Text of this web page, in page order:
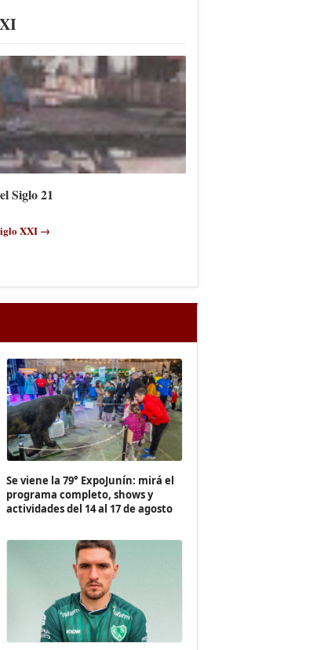
Siglo 21
XXI →
Se viene la 79° ExpoJunín: mirá el
programa completo, shows y
actividades del 14 al 17 de agosto